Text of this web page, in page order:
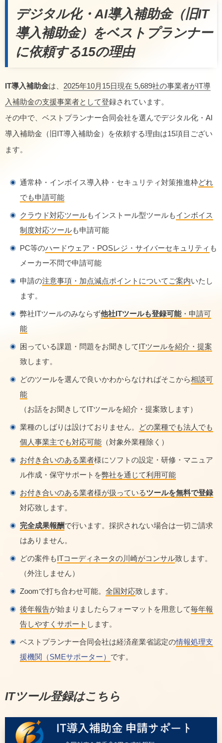
デジタル化・AI導入補助金（旧IT
導入補助金）をベストプランナー
に依頼する15の理由
IT導入補助金は、 2025年10月15日現在 5,689社の事業者がIT導
入補助金の支援事業者として登録されています。
その中で、ベストプランナー合同会社を選んでデジタル化・AI
導入補助金（旧IT導入補助金）を依頼する理由は15項目ござい
ます。
通常枠・インボイス導入枠・セキュリティ対策推進枠どれ
でも申請可能
クラウド対応ツールもインストール型ツールもインボイス
制度対応ツールも申請可能
PC等のハードウェア・POSレジ・サイバーセキュリティ も
メーカー不問で申請可能
申請の注意事項・加点減点ポイントについてご案内いたし
ます。
弊社ITツールのみならず他社ITツールも登録可能・申請可
能
困っている課題・問題をお聞きしてITツールを紹介・提案
致します。
どのツールを選んで良いかわからなければそこから相談可
能
（お話をお聞きしてITツールを紹介・提案致します）
業種のしばりは設けておりません。
どの業種でも法人でも
個人事業主でも対応可能 （対象外業種除く）
お付き合いのある業者様にソフトの設定・研修・マニュア
ル作成・保守サポートを弊社を通じて利用可能
お付き合いのある業者様が扱っているツールを無料で登録
対応致します。
完全成果報酬で行います。採択されない場合は一切ご請求
はありません。
どの案件もITコーディネータの川崎がコンサル致します。
（外注しません）
Zoomで打ち合わせ可能。 全国対応致します。
後年報告が始まりましたらフォーマットを用意して毎年報
告しやすくサポート します。
ベストプランナー合同会社は経済産業省認定の情報処理支
援機関（SMEサポーター） です。
ITツール登録はこちら